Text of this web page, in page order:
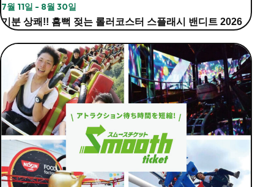
7월 11일 - 8월 30일
기분 상쾌!! 흠뻑 젖는 롤러코스터 스플래시 밴디트 2026